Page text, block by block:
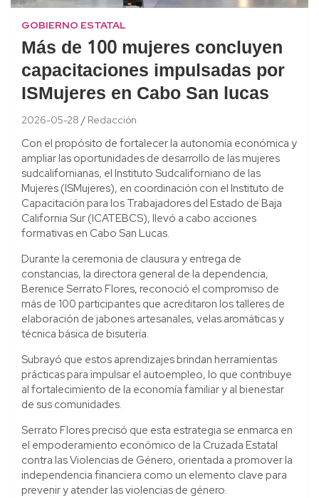
GOBIERNO ESTATAL
Más de 100 mujeres concluyen
capacitaciones impulsadas por
ISMujeres en Cabo San lucas
2026-05-28 Redacción
Con el propósito de fortalecer la autonomía económica y
ampliar las oportunidades de desarrollo de las mujeres
sudcalifornianas, el Instituto Sudcaliforniano de las
Mujeres (ISMujeres), en coordinación con el Instituto de
Capacitación para los Trabajadores del Estado de Baja
California Sur (ICATEBCS), llevó a cabo acciones
formativas en Cabo San Lucas.
Durante la ceremonia de clausura y entrega de
constancias, la directora general de la dependencia,
Berenice Serrato Flores, reconoció el compromiso de
más de 100 participantes que acreditaron los talleres de
elaboración de jabones artesanales, velas aromáticas y
técnica básica de bisutería.
Subrayó que estos aprendizajes brindan herramientas
prácticas para impulsar el autoempleo, lo que contribuye
al fortalecimiento de la economía familiar y al bienestar
de sus comunidades.
Serrato Flores precisó que esta estrategia se enmarca en
el empoderamiento económico de la Cruzada Estatal
contra las Violencias de Género, orientada a promover la
independencia financiera como un elemento clave para
prevenir y atender las violencias de género.